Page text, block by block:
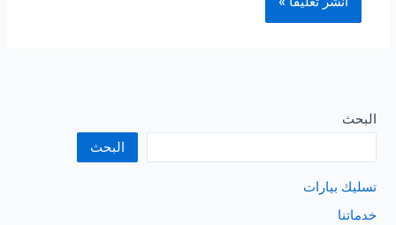
البحث
البحث
تسليك بيارات
خدماتنا